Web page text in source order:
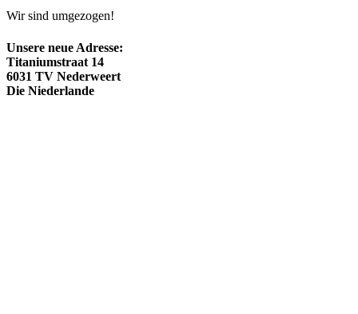
Wir sind umgezogen!
Unsere neue Adresse:
Titaniumstraat 14
6031 TV Nederweert
Die Niederlande